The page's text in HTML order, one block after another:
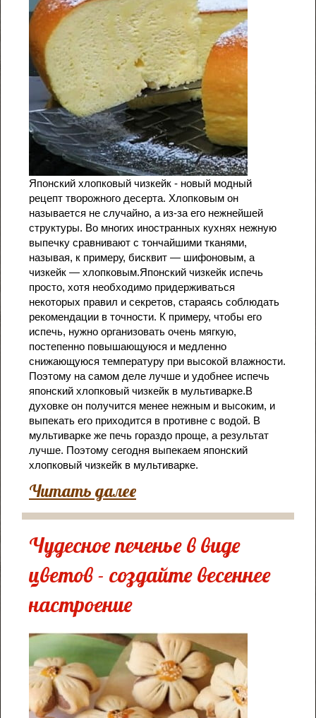
Японский хлопковый чизкейк - новый модный
рецепт творожного десерта. Хлопковым он
называется не случайно, а из-за его нежнейшей
структуры. Во многих иностранных кухнях нежную
выпечку сравнивают с тончайшими тканями,
называя, к примеру, бисквит — шифоновым, а
чизкейк — хлопковым.Японский чизкейк испечь
просто, хотя необходимо придерживаться
некоторых правил и секретов, стараясь соблюдать
рекомендации в точности. К примеру, чтобы его
испечь, нужно организовать очень мягкую,
постепенно повышающуюся и медленно
снижающуюся температуру при высокой влажности.
Поэтому на самом деле лучше и удобнее испечь
японский хлопковый чизкейк в мультиварке.В
духовке он получится менее нежным и высоким, и
выпекать его приходится в противне с водой. В
мультиварке же печь гораздо проще, а результат
лучше. Поэтому сегодня выпекаем японский
хлопковый чизкейк в мультиварке.
Читать далее
Чудесное печенье в виде
цветов - создайте весеннее
настроение